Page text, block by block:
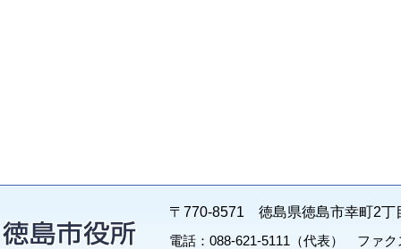
〒770-8571 徳島県徳島市幸町2丁
電話：088-621-5111（代表） ファク